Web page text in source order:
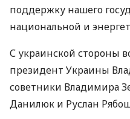
поддержку нашего
национальной и
С украинской стороны
президент Украины
советники Владимира
Данилюк и Руслан